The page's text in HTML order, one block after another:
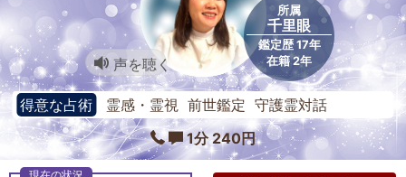
所属
千里眼
鑑定歴 17年
在籍 2年
声を聴く
得意な占術
霊感・霊視 前世鑑定 守護霊対話
1分 240円